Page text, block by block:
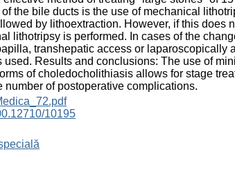
the bile ducts is the use of mechanical
by lithoextraction. However, if this does
lithotripsy is performed. In cases of the
transhepatic access or laparoscopically
used. Results and conclusions: The use of
of choledocholithiasis allows for stage
number of postoperative complications.
10195